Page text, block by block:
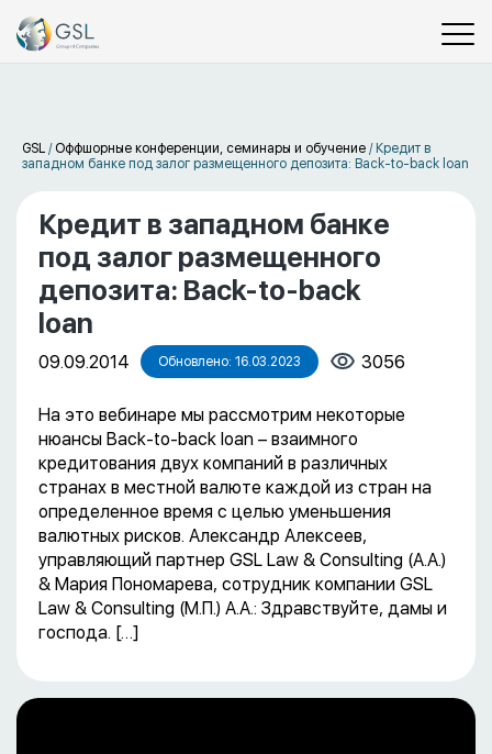
GSL / Оффшорные конференции, семинары и обучение / Кредит в
западном банке под залог размещенного депозита: Back-to-back loan
Кредит в западном банке
под залог размещенного
депозита: Back-to-back
loan
09.09.2014 Обновлено: 16.03.2023 3056
На это вебинаре мы рассмотрим некоторые
нюансы Back-to-back loan – взаимного
кредитования двух компаний в различных
странах в местной валюте каждой из стран на
определенное время с целью уменьшения
валютных рисков. Александр Алексеев,
управляющий партнер GSL Law & Consulting (А.А.)
& Мария Пономарева, сотрудник компании GSL
Law & Consulting (М.П.) А.А.: Здравствуйте, дамы и
господа. […]